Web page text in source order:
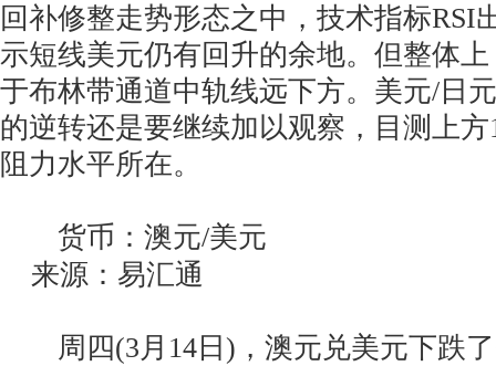
回补修整走势形态之中，技术指标RSI
示短线美元仍有回升的余地。但整体
于布林带通道中轨线远下方。美元/日
的逆转还是要继续加以观察，目测上方
阻力水平所在。
货币：澳元/美元
来源：易汇通
周四(3月14日)，澳元兑美元下跌了